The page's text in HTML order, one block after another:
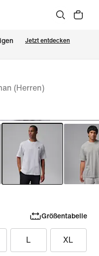
Jetzt entdecken
(Herren)
Größentabelle
L XL